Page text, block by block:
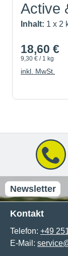
Active
Inhalt: 1 x 2
18,60 €
9,30 € / 1 kg
inkl. MwSt.
Newsletter
Kontakt
Telefon: +49
E-Mail: